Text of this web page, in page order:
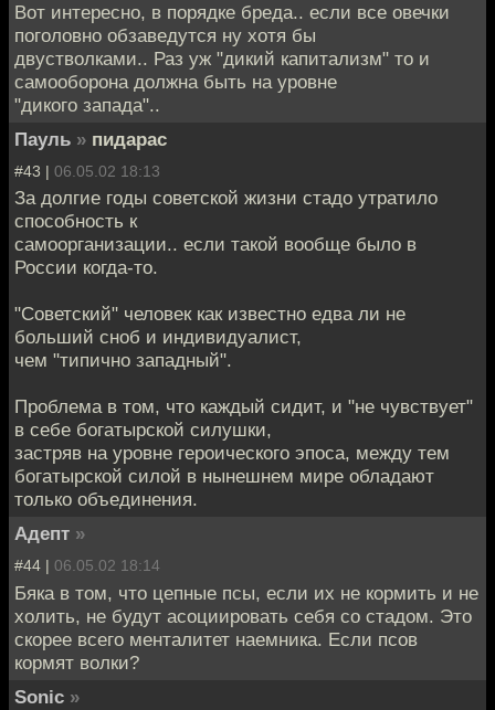
Вот интересно, в порядке бреда.. если все овечки
поголовно обзаведутся ну хотя бы
двустволками.. Раз уж "дикий капитализм" то и
самооборона должна быть на уровне
"дикого запада"..
Пауль » пидарас
#43 | 06.05.02 18:13
За долгие годы советской жизни стадо утратило
способность к
самоорганизации.. если такой вообще было в
России когда-то.
"Советский" человек как известно едва ли не
больший сноб и индивидуалист,
чем "типично западный".
Проблема в том, что каждый сидит, и "не чувствует"
в себе богатырской силушки,
застряв на уровне героического эпоса, между тем
богатырской силой в нынешнем мире обладают
только объединения.
Адепт »
#44 | 06.05.02 18:14
Бяка в том, что цепные псы, если их не кормить и не
холить, не будут асоциировать себя со стадом. Это
скорее всего менталитет наемника. Если псов
кормят волки?
Sonic »